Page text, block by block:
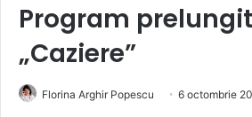
Program
„Caziere”
Florina Arghir Popescu 6 octombrie